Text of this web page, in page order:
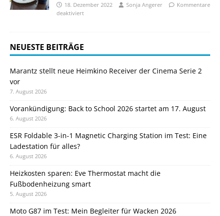
18. Dezember 2022 Sonja Angerer
Kommentare
deaktiviert
NEUESTE BEITRÄGE
Marantz stellt neue Heimkino Receiver der Cinema Serie 2
vor
7. August 2026
Vorankündigung: Back to School 2026 startet am 17. August
6. August 2026
ESR Foldable 3-in-1 Magnetic Charging Station im Test: Eine
Ladestation für alles?
6. August 2026
Heizkosten sparen: Eve Thermostat macht die
Fußbodenheizung smart
5. August 2026
Moto G87 im Test: Mein Begleiter für Wacken 2026